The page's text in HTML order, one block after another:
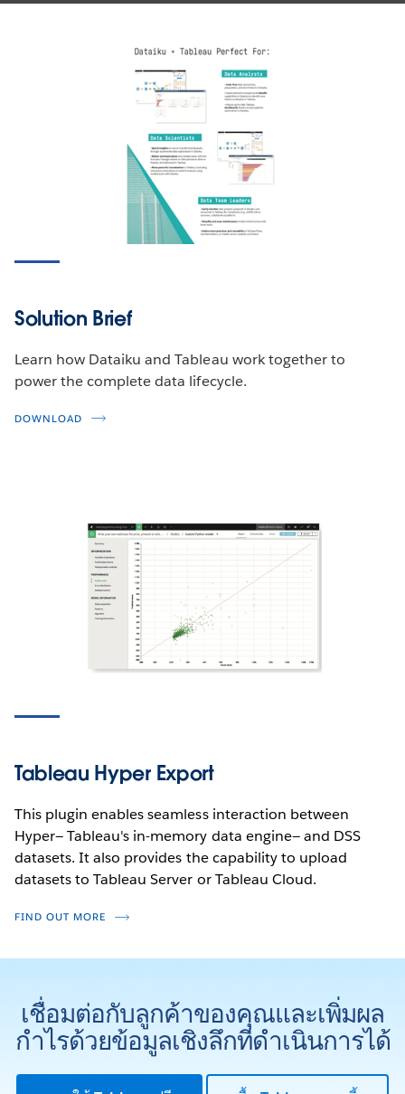
Solution Brief
Learn how Dataiku and Tableau work together to
power the complete data lifecycle.
DOWNLOAD
Tableau Hyper Export
This plugin enables seamless interaction between
Hyper— Tableau's in-memory data engine— and DSS
datasets. It also provides the capability to upload
datasets to Tableau Server or Tableau Cloud.
FIND OUT MORE
เชื่อมต่อกับลูกค้าของคุณและเพิ่มผล
กำไรด้วยข้อมูลเชิงลึกที่ดำเนินการได้